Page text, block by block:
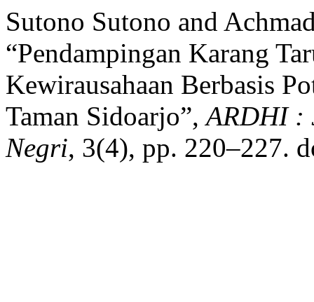
Sutono Sutono and
“Pendampingan Karang
Kewirausahaan Berbasis
Taman Sidoarjo”,ARDHI :
Negri, 3(4), pp. 220–227.